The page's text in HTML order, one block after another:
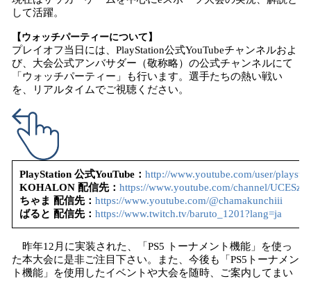
して活躍。
【ウォッチパーティーについて】
プレイオフ当日には、PlayStation公式YouTubeチャンネルおよ
び、大会公式アンバサダー（敬称略）の公式チャンネルにて
「ウォッチパーティー」も行います。選手たちの熱い戦い
を、リアルタイムでご視聴ください。
PlayStation 公式YouTube ： http://www.youtube.com/user/
KOHALON 配信先： https://www.youtube.com/channel/
ちゃま 配信先： https://www.youtube.com/@chamakunchiii
ばると 配信先： https://www.twitch.tv/baruto_1201?lang=ja
昨年12月に実装された、「PS5 トーナメント機能」を使っ
た本大会に是非ご注目下さい。また、今後も「PS5トーナメン
ト機能」を使用したイベントや大会を随時、ご案内してまい